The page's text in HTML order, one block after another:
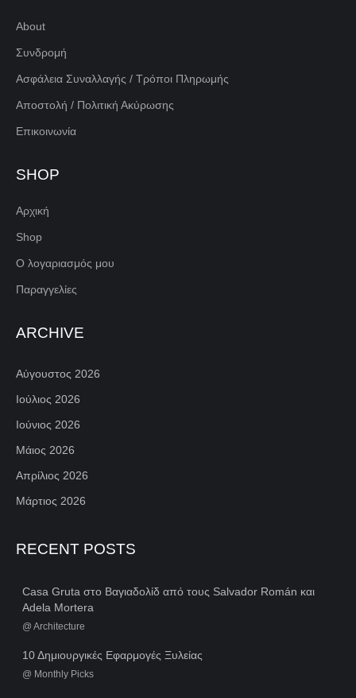
About
Συνδρομή
Ασφάλεια Συναλλαγής / Τρόποι Πληρωμής
Αποστολή / Πολιτική Ακύρωσης
Επικοινωνία
SHOP
Αρχική
Shop
Ο λογαριασμός μου
Παραγγελίες
ARCHIVE
Αύγουστος 2026
Ιούλιος 2026
Ιούνιος 2026
Μάιος 2026
Απρίλιος 2026
Μάρτιος 2026
RECENT POSTS
Casa Gruta στο Βαγιαδολίδ από τους Salvador Román και
Adela Mortera
@ Architecture
10 Δημιουργικές Εφαρμογές Ξυλείας
@ Monthly Picks